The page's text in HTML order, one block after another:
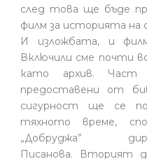
след това ще бъде
филм за историята на
И изложбата, и
Включили сме почти
като архив.
предоставени от
сигурност ще се
тяхното време,
„Добруджа”
Писанова. Вторият